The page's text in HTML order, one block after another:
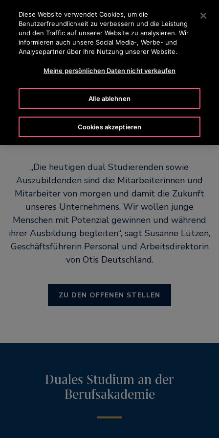
Drücken Sie die Eingabetaste, um zum Hauptinhalt zu
SUCHEN
Duales Studium bei Otis
„Die heutigen dual Studierenden sowie
Auszubildenden sind die Mitarbeiterinnen und
Mitarbeiter von morgen und damit die Zukunft
unseres Unternehmens. Wir wollen junge
Menschen mit Potenzial gewinnen und während
ihrer Ausbildung begleiten“, sagt Susanne Lützen,
Geschäftsführerin Personal und Arbeitsdirektorin
von Otis Deutschland.
ZU DEN OFFENEN STELLEN
Duales Studium an der
Berufsakademie
Diese Website verwendet Cookies, um die
Benutzerfreundlichkeit zu verbessern und die Leistung
und den Traffic auf unserer Website zu analysieren. Wir
informieren auch unsere Social Media-, Werbe- und
Analysepartner über Ihre Nutzung unserer Website.
Meine persönlichen Daten nicht verkaufen
Alle ablehnen
Cookies akzeptieren